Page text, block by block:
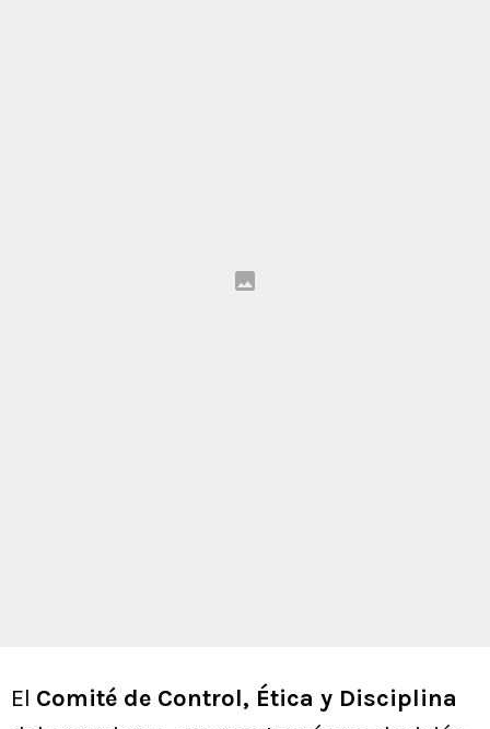
El Comité de Control, Ética y Disciplina